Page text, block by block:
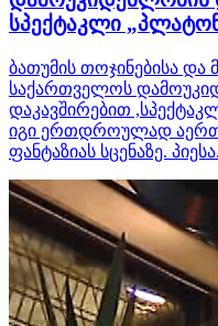
სპექტაკლი
ბათუმის თოჯინებისა
საქართველოს
დაკავშირებით
იგი ერთდროულად
ფანტაზიას სცენაზე.